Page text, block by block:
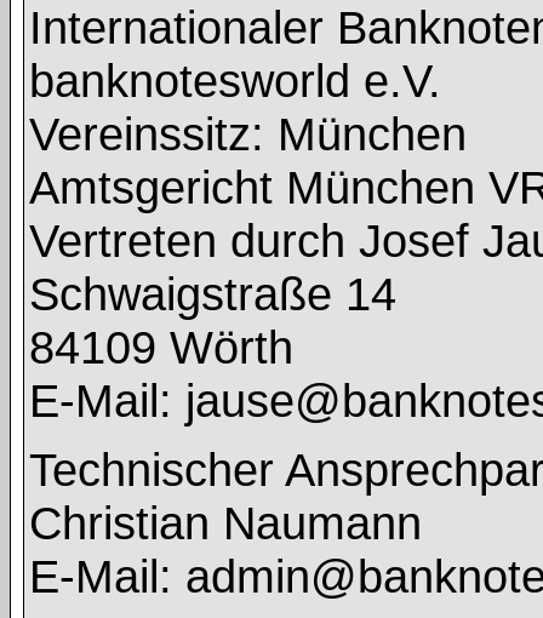
Internationaler
banknotesworld e.V.
Vereinssitz: München
Amtsgericht München
Vertreten durch Josef
Schwaigstraße 14
84109 Wörth
E-Mail:
Technischer
Christian Naumann
E-Mail: